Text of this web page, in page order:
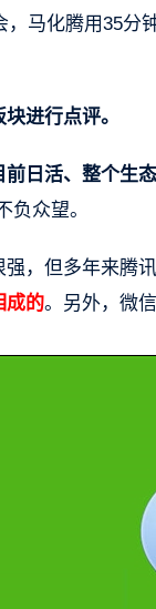
，马化腾用35分
进行点评。
日活、整个生
负众望。
，但多年来腾
成的。另外，微